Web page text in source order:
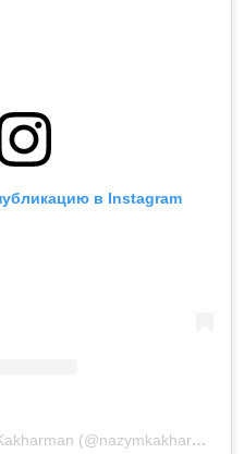
в Instagram
Публикация от Nazym Kakharman (@nazymkakharman)